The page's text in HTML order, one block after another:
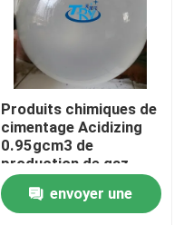
Produits chimiques de
cimentage Acidizing
0.95gcm3 de
production de gaz
d'Oilfield Oil And
d'agent de suspension
envoyer une